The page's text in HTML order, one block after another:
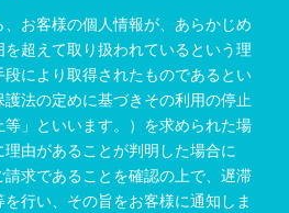
お客様の個人情報が、あらかじめ
超えて取り扱われているという理
により取得されたものであるとい
法の定めに基づきその利用の停止
」といいます。）を求められた場
由があることが判明した場合に
求であることを確認の上で、遅滞
行い、その旨をお客様に通知しま